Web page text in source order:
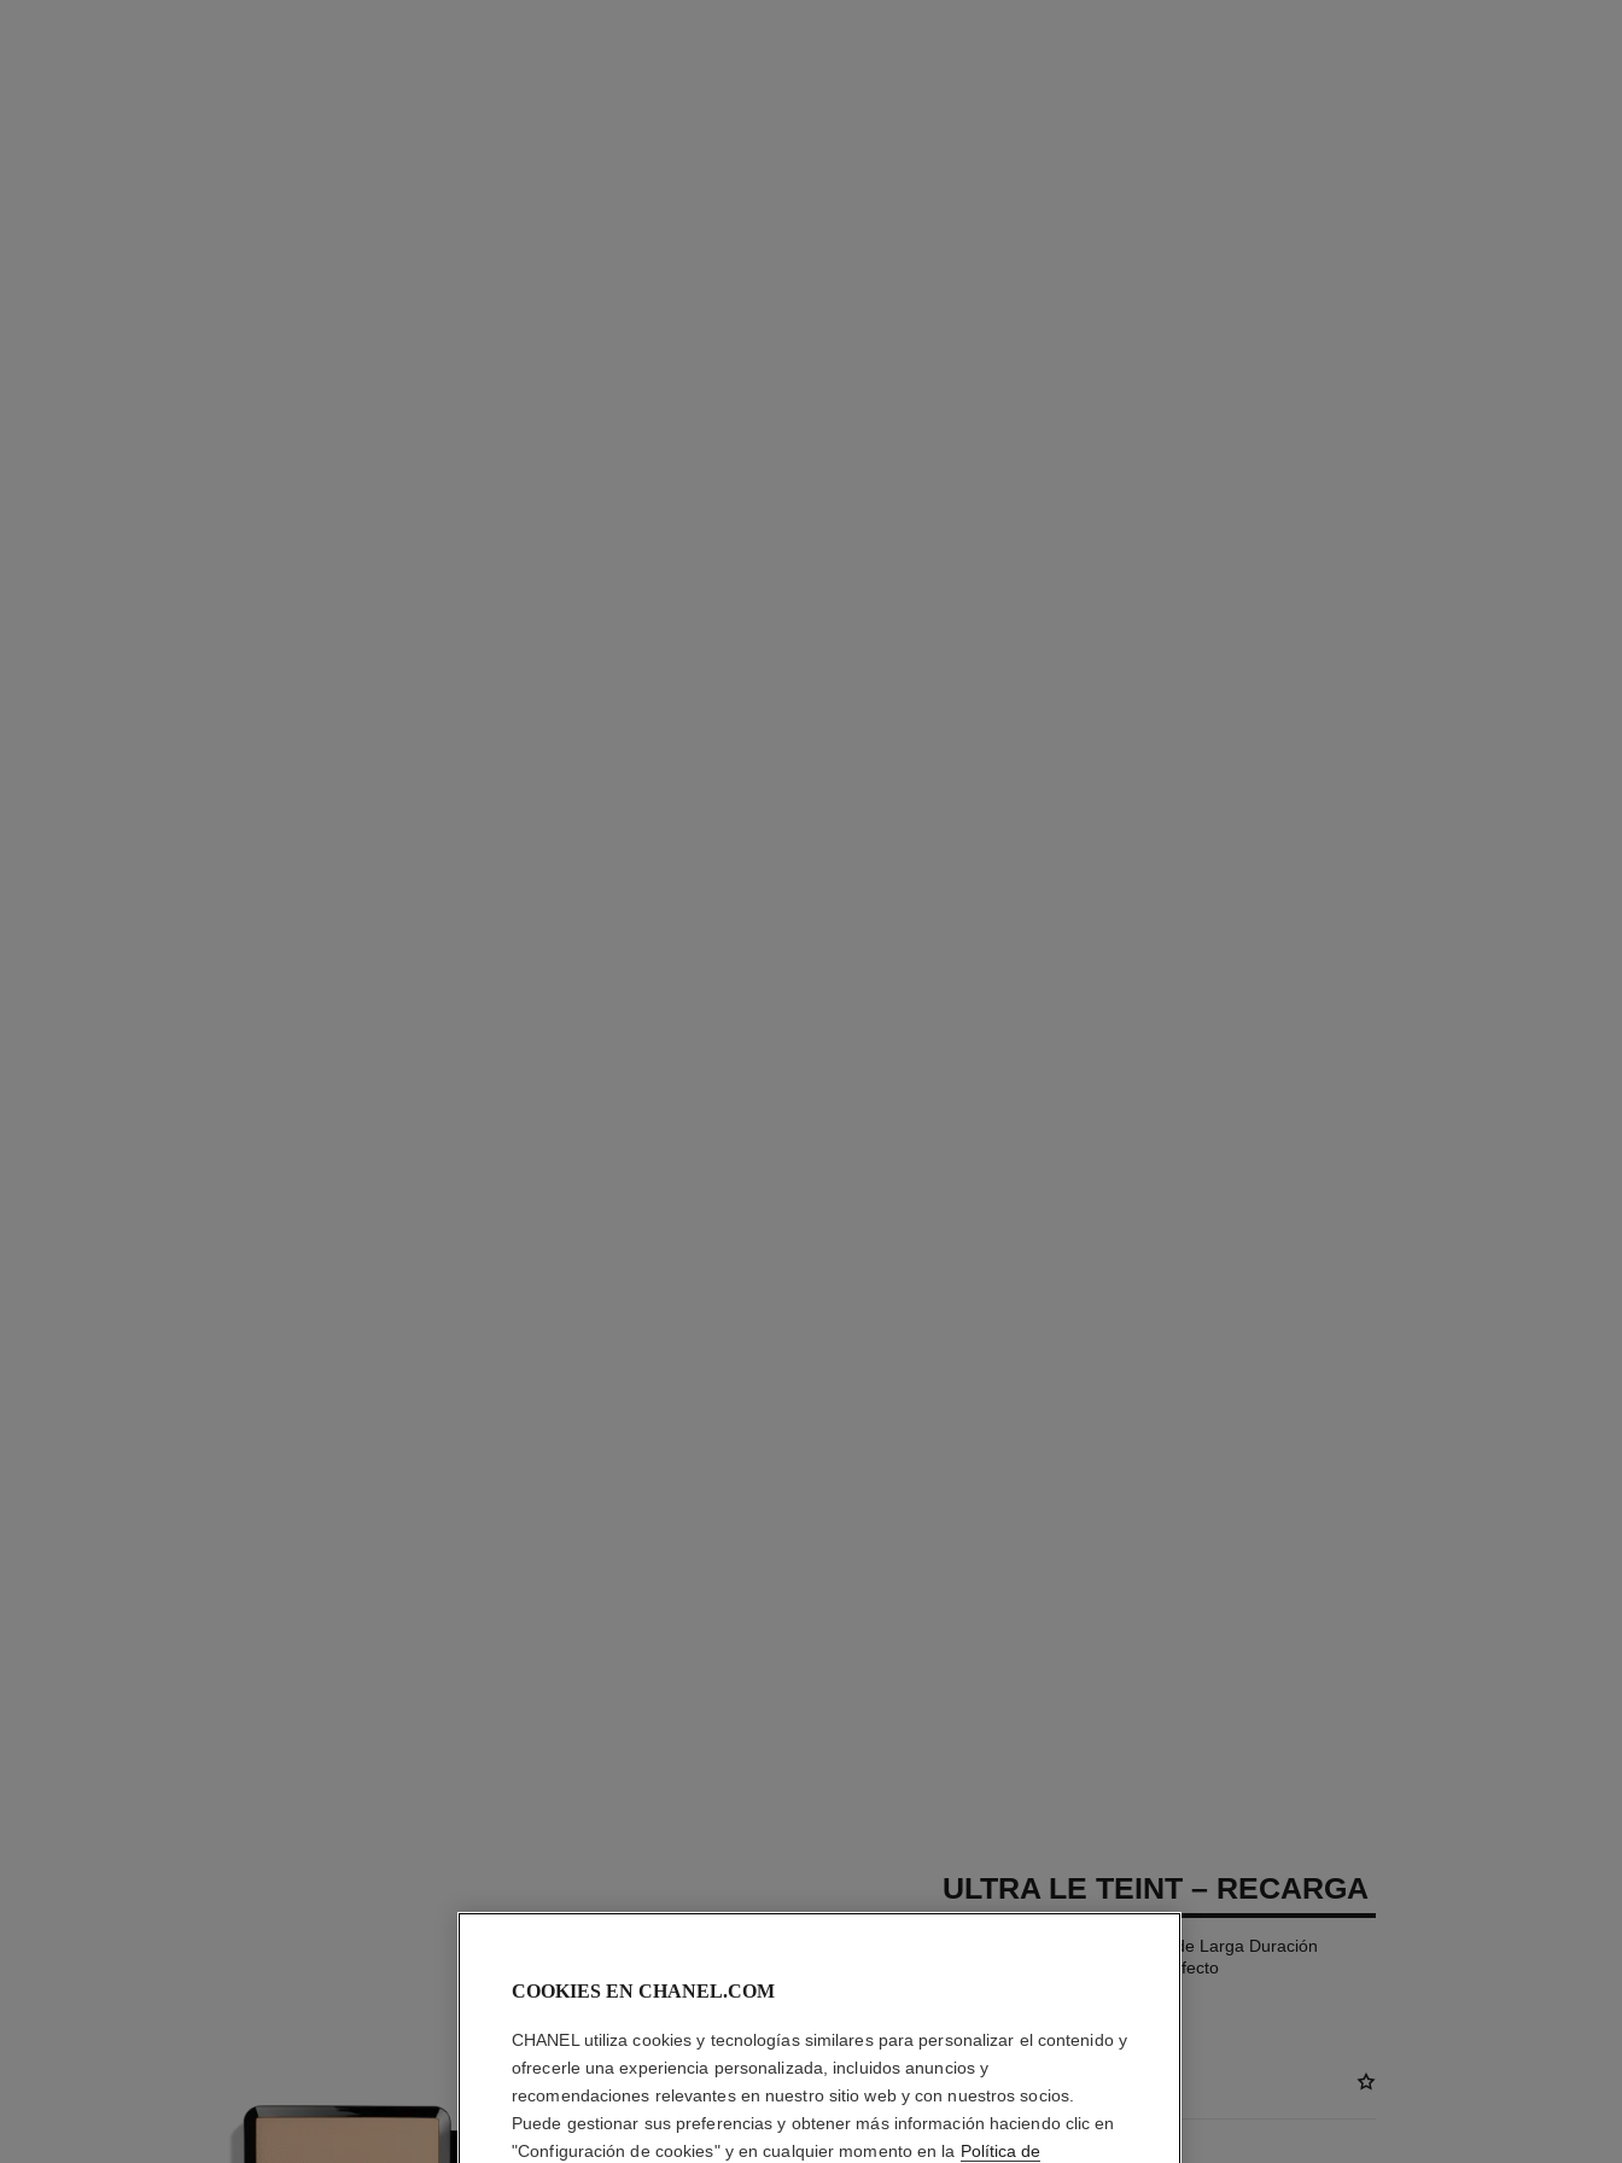
ULTRA LE TEINT – RECARGA
Base de Maquillaje Compacto de Larga Duración
Ultraconfortable – Acabado Perfecto
Ref. 155718
$1,150
COOKIES EN CHANEL.COM
CHANEL utiliza cookies y tecnologías similares para personalizar el contenido y
ofrecerle una experiencia personalizada, incluidos anuncios y
recomendaciones relevantes en nuestro sitio web y con nuestros socios.
Puede gestionar sus preferencias y obtener más información haciendo clic en
"Configuración de cookies" y en cualquier momento en la Política de